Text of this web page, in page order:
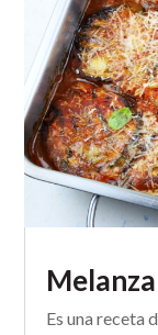
Es una receta